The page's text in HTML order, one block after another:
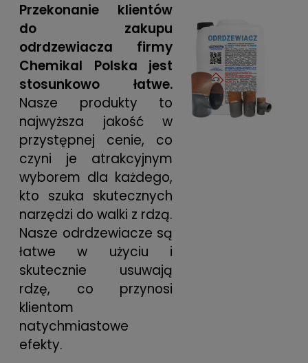
Przekonanie klientów
do zakupu
odrdzewiacza firmy
Chemikal Polska jest
stosunkowo łatwe.
Nasze produkty to
najwyższa jakość w
przystępnej cenie, co
czyni je atrakcyjnym
wyborem dla każdego,
kto szuka skutecznych
narzędzi do walki z rdzą.
Nasze odrdzewiacze są
łatwe w użyciu i
skutecznie usuwają
rdzę, co przynosi
klientom
natychmiastowe
efekty.